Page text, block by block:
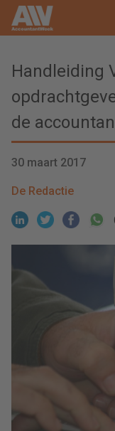
Handleiding
de
30 maart 2017
De Redactie